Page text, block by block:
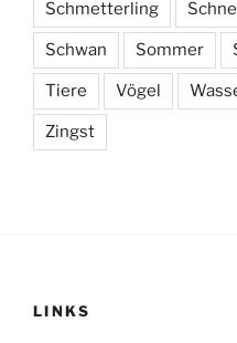
Schmetterling
Schwan Sommer
Tiere Vögel
Zingst
LINKS